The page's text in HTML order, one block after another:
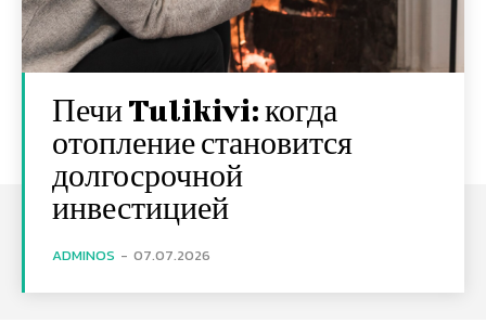
Печи Tulikivi: когда
отопление становится
долгосрочной
инвестицией
ADMINOS - 07.07.2026